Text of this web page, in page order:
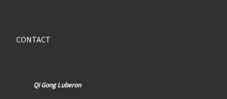
CONTACT
Qi Gong Luberon